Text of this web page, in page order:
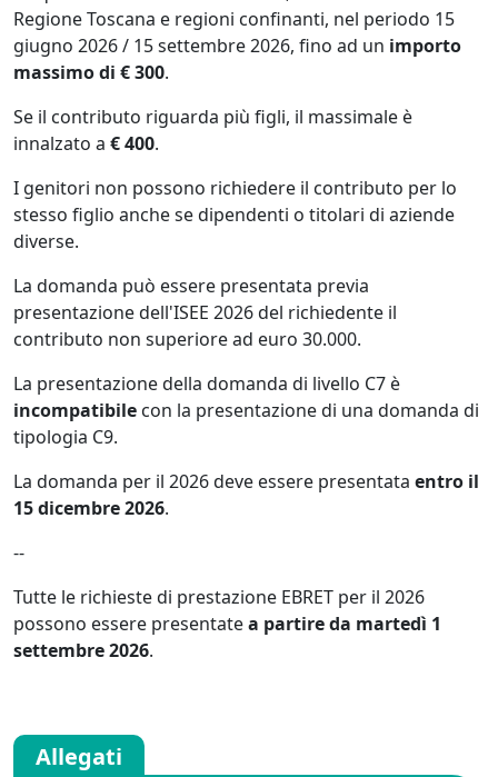
Regione Toscana e regioni confinanti, nel periodo 15
giugno 2026 / 15 settembre 2026, fino ad un importo
massimo di € 300.
Se il contributo riguarda più figli, il massimale è
innalzato a € 400.
I genitori non possono richiedere il contributo per lo
stesso figlio anche se dipendenti o titolari di aziende
diverse.
La domanda può essere presentata previa
presentazione dell'ISEE 2026 del richiedente il
contributo non superiore ad euro 30.000.
La presentazione della domanda di livello C7 è
incompatibile con la presentazione di una domanda di
tipologia C9.
La domanda per il 2026 deve essere presentata entro il
15 dicembre 2026.
--
Tutte le richieste di prestazione EBRET per il 2026
possono essere presentatea partire da martedì 1
settembre 2026.
Allegati